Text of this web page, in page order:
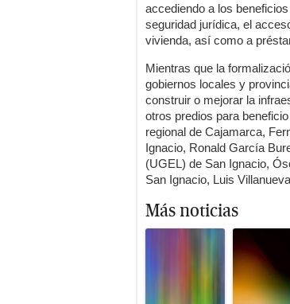
accediendo a los
seguridad jurídica, el
vivienda, así como a
Mientras que la
gobiernos locales y
construir o mejorar la
otros predios para
regional de Cajamarca,
Ignacio, Ronald García
(UGEL) de San Ignacio,
San Ignacio, Luis
Más noticias